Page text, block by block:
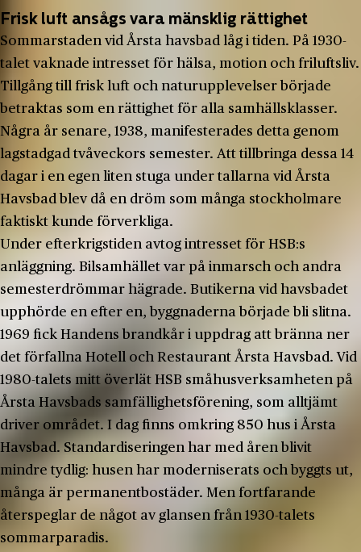
Frisk luft ansågs vara mänsklig rättighet
Sommarstaden vid Årsta havsbad låg i tiden. På 1930-
talet vaknade intresset för hälsa, motion och friluftsliv.
Tillgång till frisk luft och naturupplevelser började
betraktas som en rättighet för alla samhällsklasser.
Några år senare, 1938, manifesterades detta genom
lagstadgad tvåveckors semester. Att tillbringa dessa 14
dagar i en egen liten stuga under tallarna vid Årsta
Havsbad blev då en dröm som många stockholmare
faktiskt kunde förverkliga.
Under efterkrigstiden avtog intresset för HSB:s
anläggning. Bilsamhället var på inmarsch och andra
semesterdrömmar hägrade. Butikerna vid havsbadet
upphörde en efter en, byggnaderna började bli slitna.
1969 fick Handens brandkår i uppdrag att bränna ner
det förfallna Hotell och Restaurant Årsta Havsbad. Vid
1980-talets mitt överlät HSB småhusverksamheten på
Årsta Havsbads samfällighetsförening, som alltjämt
driver området. I dag finns omkring 850 hus i Årsta
Havsbad. Standardiseringen har med åren blivit
mindre tydlig: husen har moderniserats och byggts ut,
många är permanentbostäder. Men fortfarande
återspeglar de något av glansen från 1930-talets
sommarparadis.